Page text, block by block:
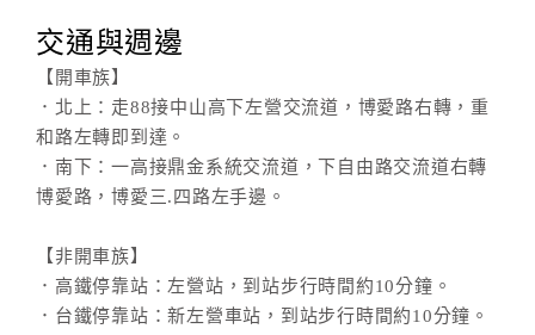
伴
計
劃
商
品
交通與週邊
【開車族】
．北上：走88接中山高下左營交流道，博愛路右轉，重
和路左轉即到達。
．南下：一高接鼎金系統交流道，下自由路交流道右轉
博愛路，博愛三.四路左手邊。
【非開車族】
．高鐵停靠站：左營站，到站步行時間約10分鐘。
．台鐵停靠站：新左營車站，到站步行時間約10分鐘。